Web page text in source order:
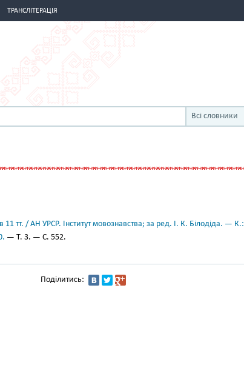
ТРАНСЛІТЕРАЦІЯ
Всі словники
11 тт. / АН УРСР. Інститут мовознавства; за ред. І. К. Білодіда. — К.:
— Т. 3. — С. 552.
Поділитись: